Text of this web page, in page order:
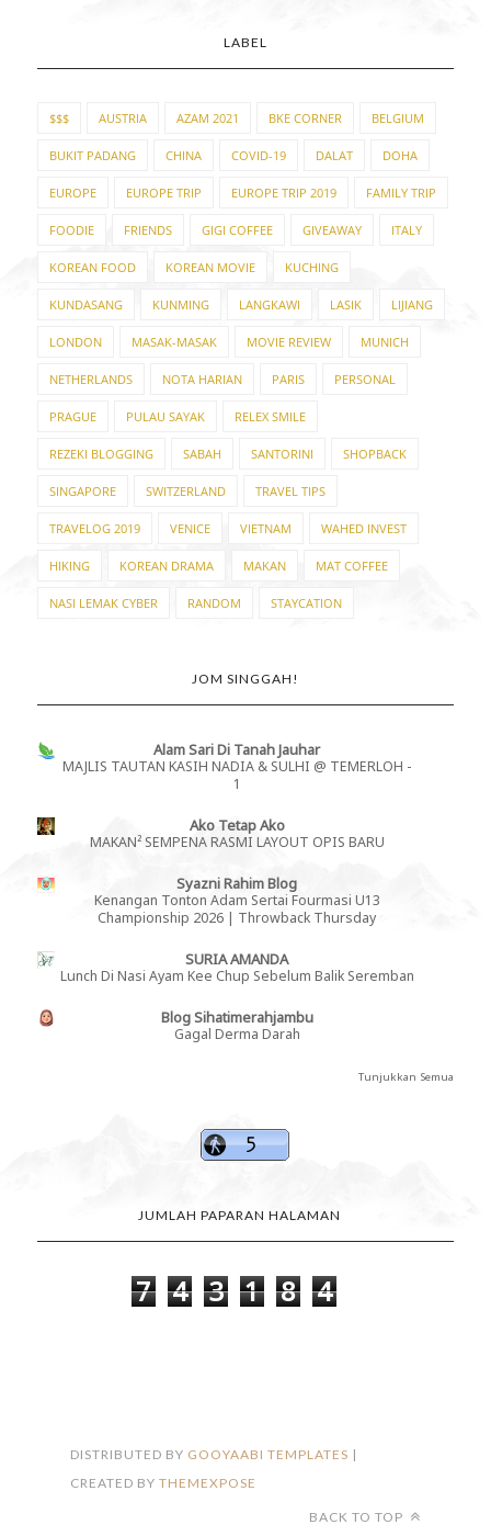
LABEL
$$$ AUSTRIA AZAM 2021 BKE CORNER BELGIUM
BUKIT PADANG CHINA COVID-19 DALAT DOHA
EUROPE EUROPE TRIP EUROPE TRIP 2019 FAMILY TRIP
FOODIE FRIENDS GIGI COFFEE GIVEAWAY ITALY
KOREAN FOOD KOREAN MOVIE KUCHING
KUNDASANG KUNMING LANGKAWI LASIK LIJIANG
LONDON MASAK-MASAK MOVIE REVIEW MUNICH
NETHERLANDS NOTA HARIAN PARIS PERSONAL
PRAGUE PULAU SAYAK RELEX SMILE
REZEKI BLOGGING SABAH SANTORINI SHOPBACK
SINGAPORE SWITZERLAND TRAVEL TIPS
TRAVELOG 2019 VENICE VIETNAM WAHED INVEST
HIKING KOREAN DRAMA MAKAN MAT COFFEE
NASI LEMAK CYBER RANDOM STAYCATION
JOM SINGGAH!
Alam Sari Di Tanah Jauhar
MAJLIS TAUTAN KASIH NADIA & SULHI @ TEMERLOH -
1
Ako Tetap Ako
MAKAN² SEMPENA RASMI LAYOUT OPIS BARU
Syazni Rahim Blog
Kenangan Tonton Adam Sertai Fourmasi U13
Championship 2026 | Throwback Thursday
SURIA AMANDA
Lunch Di Nasi Ayam Kee Chup Sebelum Balik Seremban
Blog Sihatimerahjambu
Gagal Derma Darah
Tunjukkan Semua
JUMLAH PAPARAN HALAMAN
7 4 3 1 8 4
DISTRIBUTED BY GOOYAABI TEMPLATES |
CREATED BY THEMEXPOSE
BACK TO TOP